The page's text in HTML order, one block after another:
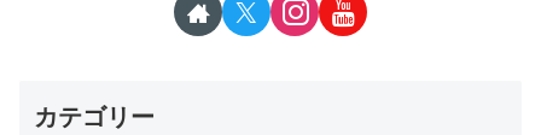
カテゴリー